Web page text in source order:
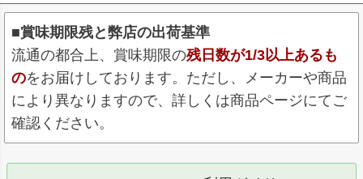
■賞味期限残と弊店の出荷基準
流通の都合上、賞味期限の残日数が1/3以上あるも
のをお届けしております。ただし、メーカーや商品
により異なりますので、詳しくは商品ページにてご
確認ください。